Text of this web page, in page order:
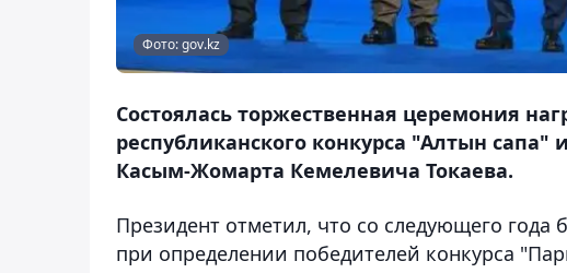
Фото: gov.kz
Состоялась торжественная церемония
республиканского конкурса "Алтын сапа"
Касым-Жомарта Кемелевича Токаева.
Президент отметил, что со следующего
при определении победителей конкурса